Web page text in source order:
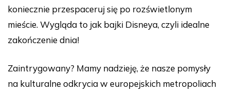
koniecznie przespaceruj się po rozświetlonym
mieście. Wygląda to jak bajki Disneya, czyli idealne
zakończenie dnia!
Zaintrygowany? Mamy nadzieję, że nasze pomysły
na kulturalne odkrycia w europejskich metropoliach